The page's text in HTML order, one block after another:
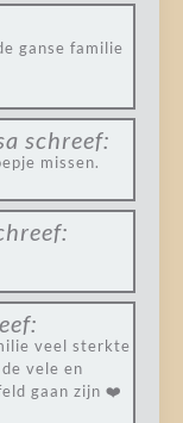
ganse familie
schreef:
missen.
veel sterkte
vele en
gaan zijn ❤️